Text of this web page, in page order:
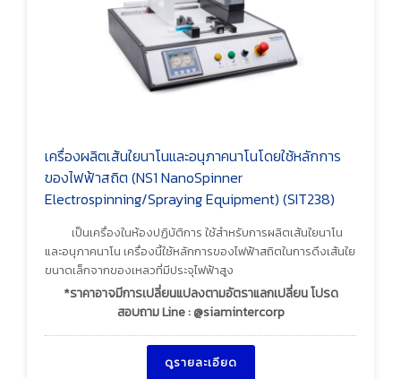
เครื่องผลิตเส้นใยนาโนและอนุภาคนาโนโดยใช้หลักการ
ของไฟฟ้าสถิต (NS1 NanoSpinner
Electrospinning/Spraying Equipment) (SIT238)
เป็นเครื่องในห้องปฏิบัติการ ใช้สำหรับการผลิตเส้นใยนาโน
และอนุภาคนาโน เครื่องนี้ใช้หลักการของไฟฟ้าสถิตในการดึงเส้นใย
ขนาดเล็กจากของเหลวที่มีประจุไฟฟ้าสูง
*ราคาอาจมีการเปลี่ยนแปลงตามอัตราแลกเปลี่ยน โปรด
สอบถาม Line : @siamintercorp
ดูรายละเอียด